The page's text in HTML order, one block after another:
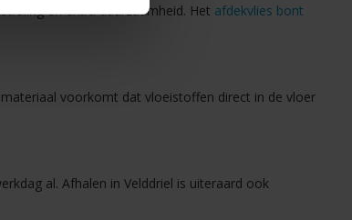
en extra duurzaamheid. Het afdekvlies bont
voorkomt dat vloeistoffen direct in de vloer
al. Afhalen in Velddriel is uiteraard ook